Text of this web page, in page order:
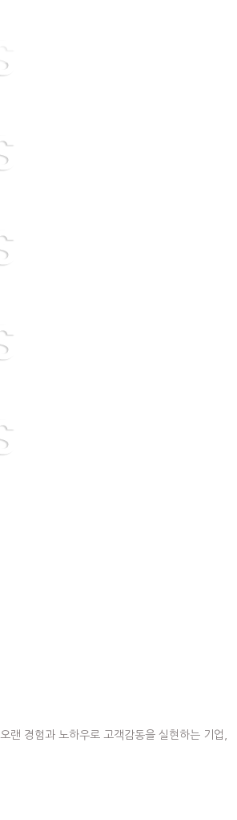
오랜 경험과 노하우로 고객감동을 실현하는 기업,